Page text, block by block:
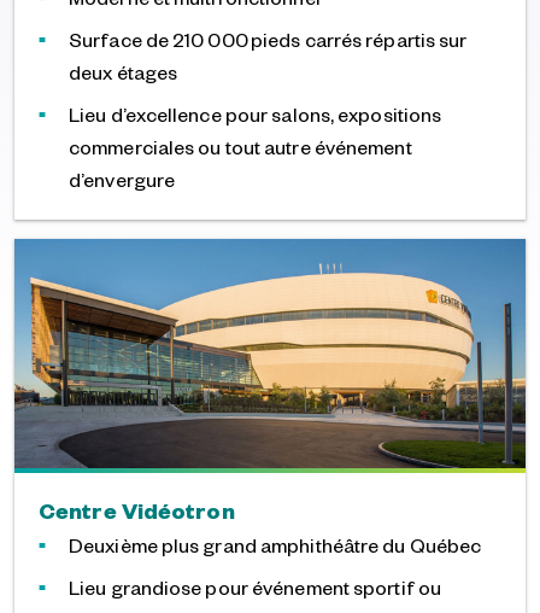
Surface de 210 000 pieds carrés répartis sur
deux étages
Lieu d’excellence pour salons, expositions
commerciales ou tout autre événement
d’envergure
Centre Vidéotron
Deuxième plus grand amphithéâtre du Québec
Lieu grandiose pour événement sportif ou